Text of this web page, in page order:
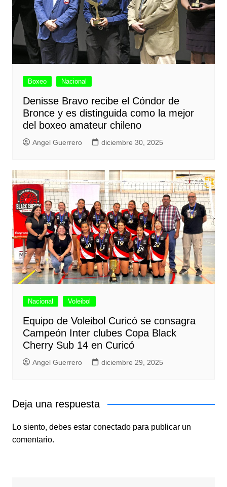
Boxeo Nacional
Denisse Bravo recibe el Cóndor de
Bronce y es distinguida como la mejor
del boxeo amateur chileno
Angel Guerrero diciembre 30, 2025
Nacional Voleibol
Equipo de Voleibol Curicó se consagra
Campeón Inter clubes Copa Black
Cherry Sub 14 en Curicó
Angel Guerrero diciembre 29, 2025
Deja una respuesta
Lo siento, debes estar conectadopara publicar un
comentario.